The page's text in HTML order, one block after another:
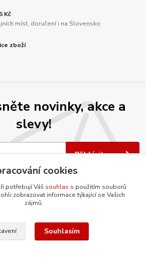
Kč
míst, doručení i na Slovensko
zboží
novinky, akce a
slevy!
Přihlásit se
osobních údajůza účelem rozesílky newsletteru.
odhlásit. Zasíláme jednou za 14 dní.
cookies
potřebují Váš souhlas s použitím souborů
zobrazovat informace týkající se Vašich
zájmů.
Souhlasím